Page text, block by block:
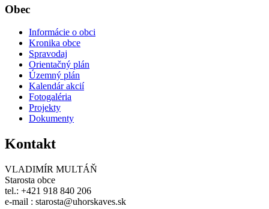
Obec
Informácie o obci
Kronika obce
Spravodaj
Orientačný plán
Územný plán
Kalendár akcií
Fotogaléria
Projekty
Dokumenty
Kontakt
VLADIMÍR MULTÁŇ
Starosta obce
tel.: +421 918 840 206
e-mail : starosta@uhorskaves.sk